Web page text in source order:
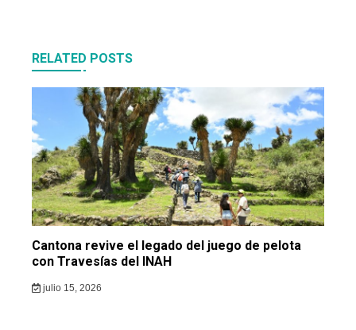
RELATED POSTS
Cantona revive el legado del juego de pelota
con Travesías del INAH
julio 15, 2026